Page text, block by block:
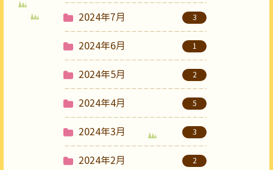
2024年7月 3
2024年6月 1
2024年5月 2
2024年4月 5
2024年3月 3
2024年2月 2